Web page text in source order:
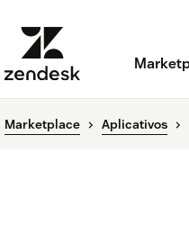
Marketplace Aplicativos